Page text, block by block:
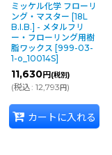
ミッケル化学 フローリ
ング・マスター [18L
B.I.B.] - メタルフリ
ー・フローリング用樹
脂ワックス [999-03-
1-o_10014S]
11,630円 (税別)
(税込: 12,793円)
カートに入れる